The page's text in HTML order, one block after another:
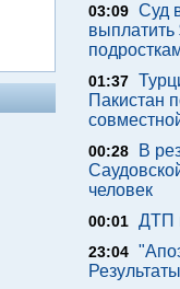
03:09 Суд
01:37
Пакистан
00:28
В
человек
00:01 ДТП
23:04